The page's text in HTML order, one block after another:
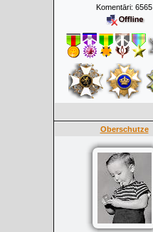
Komentāri: 6565
Oberschutze